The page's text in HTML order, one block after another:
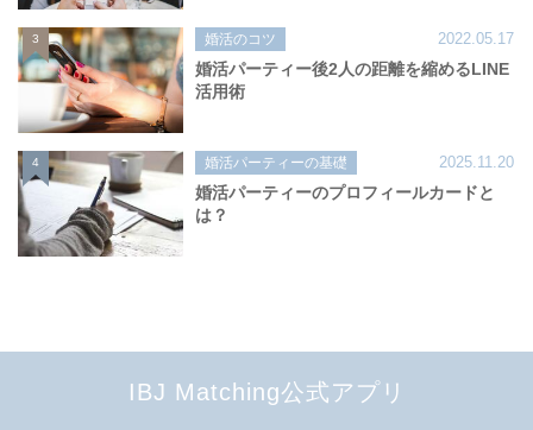
3 婚活のコツ 2022.05.17
婚活パーティー後2人の距離を縮めるLINE
活用術
4 婚活パーティーの基礎 2025.11.20
婚活パーティーのプロフィールカードと
は？
IBJ Matching公式アプリ